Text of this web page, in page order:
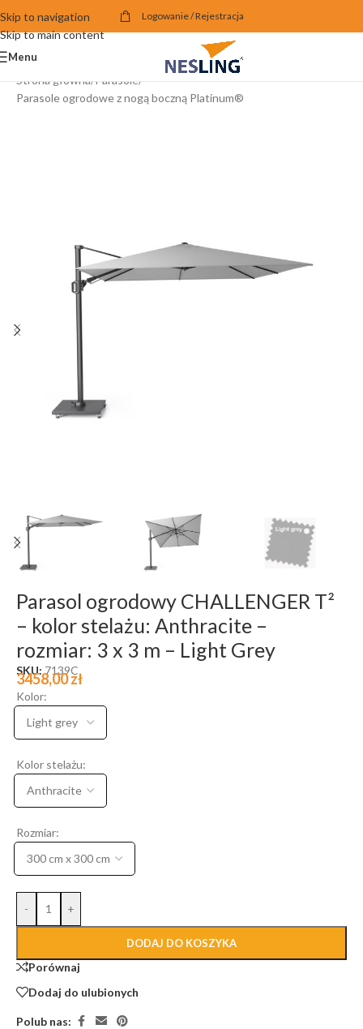
Skip to navigation
Skip to main content
Logowanie / Rejestracja
Menu
Strona główna/Parasole/
Parasole ogrodowe z nogą boczną Platinum®
Parasol ogrodowy CHALLENGER T²
– kolor stelażu: Anthracite –
rozmiar: 3 x 3 m – Light Grey
SKU:7139C
3458,00zł
Kolor:
Kolor stelażu:
Rozmiar:
- +
DODAJ DO KOSZYKA
Porównaj
Dodaj do ulubionych
Polub nas: